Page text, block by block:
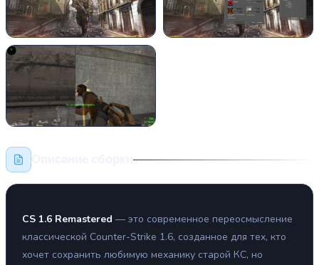
CS 1.6 Remastered — это современное переосмысление
классической Counter-Strike 1.6, созданное для тех, кто
хочет сохранить любимую механику старой КС, но